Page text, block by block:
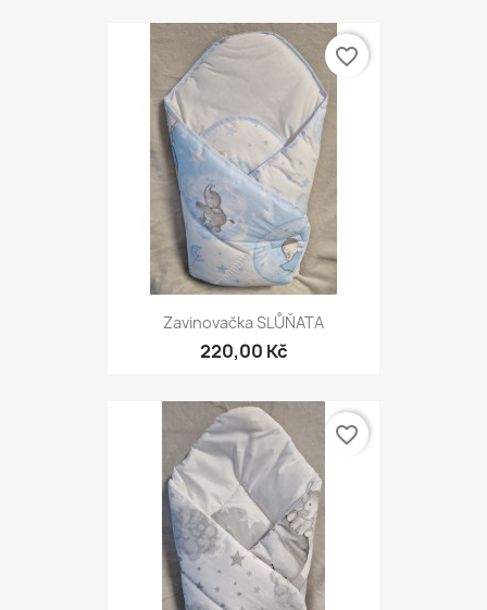
Zavinovačka SLŮŇATA
220,00 Kč
favorite_border
favorite_border